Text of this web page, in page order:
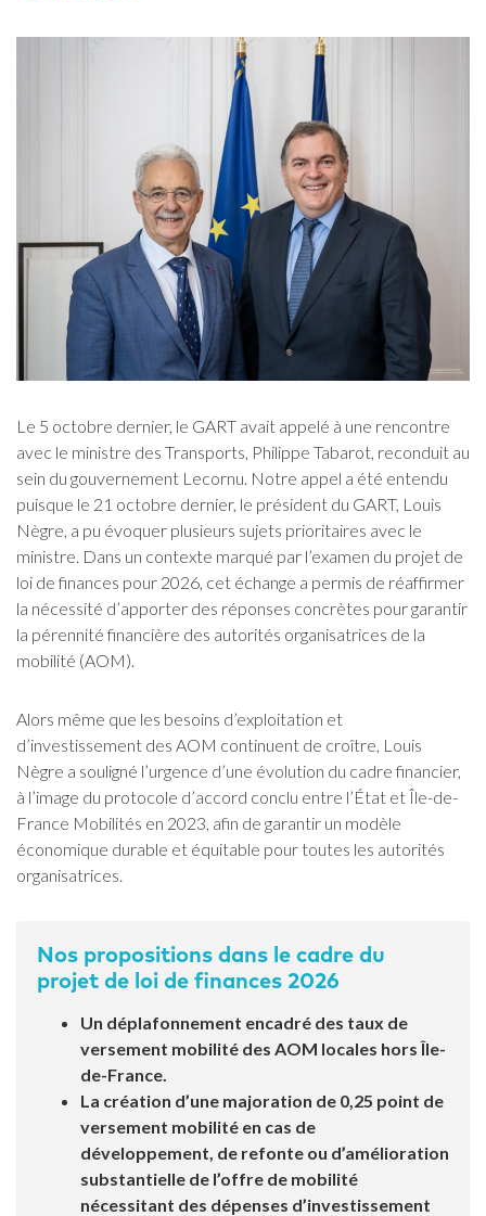
Le 5 octobre dernier, le GART avait appelé à une rencontre
avec le ministre des Transports, Philippe Tabarot, reconduit au
sein du gouvernement Lecornu. Notre appel a été entendu
puisque le 21 octobre dernier, le président du GART, Louis
Nègre, a pu évoquer plusieurs sujets prioritaires avec le
ministre. Dans un contexte marqué par l’examen du projet de
loi de finances pour 2026, cet échange a permis de réaffirmer
la nécessité d’apporter des réponses concrètes pour garantir
la pérennité financière des autorités organisatrices de la
mobilité (AOM).
Alors même que les besoins d’exploitation et
d’investissement des AOM continuent de croître, Louis
Nègre a souligné l’urgence d’une évolution du cadre financier,
à l’image du protocole d’accord conclu entre l’État et Île-de-
France Mobilités en 2023, afin de garantir un modèle
économique durable et équitable pour toutes les autorités
organisatrices.
Nos propositions dans le cadre du
projet de loi de finances 2026
Un déplafonnement encadré des taux de
versement mobilité des AOM locales hors Île-
de-France.
La création d’une majoration de 0,25 point de
versement mobilité en cas de
développement, de refonte ou d’amélioration
substantielle de l’offre de mobilité
nécessitant des dépenses d’investissement